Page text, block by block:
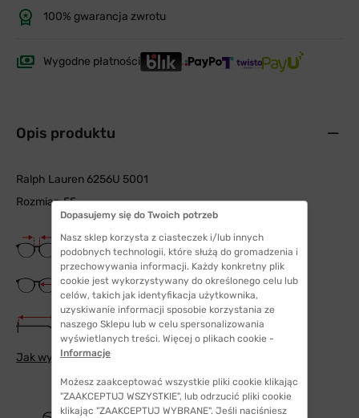
100% gwarancja zwrotu
Wygodne płatności
Opis produktu
Ralph Lauren 6256U 5001
Rozmiar: 55
Szerokość mostka
17 mm
Szerokość szkła
55 mm
Długość zauszników
145 mm
Jak wybrać odpowiedni rozmiar
Dopasujemy się do Twoich potrzeb
Nasz sklep korzysta z ciasteczek i/lub innych
podobnych technologii, które służą do gromadzenia i
przechowywania informacji. Każdy konkretny plik
cookie jest wykorzystywany do określonego celu lub
celów, takich jak identyfikacja użytkownika,
uzyskiwanie informacji sposobie korzystania ze
naszego Sklepu lub w celu spersonalizowania
wyświetlanych treści. Więcej o plikach cookie -
Informacje
Możesz zaakceptować wszystkie pliki cookie klikając
"ZAAKCEPTUJ WSZYSTKIE", lub odrzucić pliki cookie
klikając "ZAAKCEPTUJ WYBRANE". Jeśli naciśniesz